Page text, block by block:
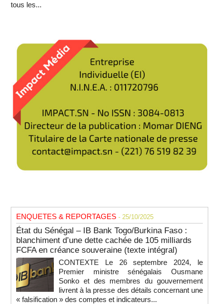
tous les...
ENQUETES & REPORTAGES - 25/10/2025
État du Sénégal – IB Bank Togo/Burkina Faso :
blanchiment d’une dette cachée de 105 milliards
FCFA en créance souveraine (texte intégral)
CONTEXTE Le 26 septembre 2024, le
Premier ministre sénégalais Ousmane
Sonko et des membres du gouvernement
livrent à la presse des détails concernant une
« falsification » des comptes et indicateurs...